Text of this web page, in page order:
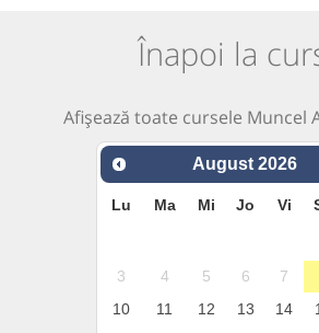
Înapoi la
Afișează toate cursele Muncel
August 2026
Lu Ma Mi Jo Vi
3
4 5 6 7
10
11 12 13 14